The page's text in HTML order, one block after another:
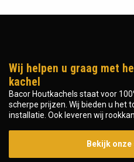
Wij helpen u graag met
kachel
Bacor Houtkachels staat voor
scherpe prijzen. Wij bieden u het
installatie. Ook leveren wij
Bekijk